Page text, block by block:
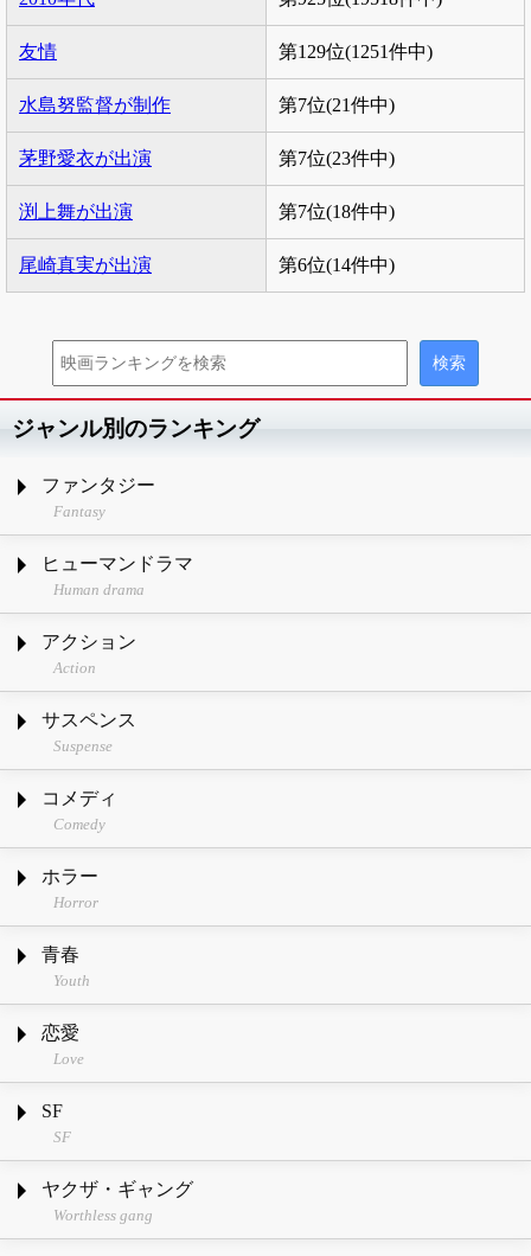
友情 第129位(1251件中)
水島努監督が制作 第7位(21件中)
茅野愛衣が出演 第7位(23件中)
渕上舞が出演 第7位(18件中)
尾崎真実が出演 第6位(14件中)
ジャンル別のランキング
ファンタジー
Fantasy
ヒューマンドラマ
Human drama
アクション
Action
サスペンス
Suspense
コメディ
Comedy
ホラー
Horror
青春
Youth
恋愛
Love
SF
SF
ヤクザ・ギャング
Worthless gang